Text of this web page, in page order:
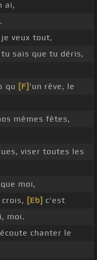
ai,
veux tout,
sais que tu déris,
qu [F] 'un rêve, le
mêmes fêtes,
viser toutes les
moi,
[Eb] c'est
moi.
écoute chanter le